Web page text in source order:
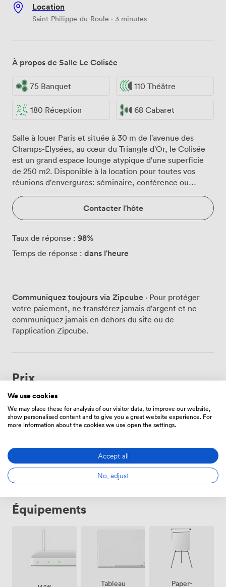
Location
Saint-Philippe-du-Roule · 3 minutes
À propos de Salle Le Colisée
75 Banquet 110 Théâtre
180 Réception 68 Cabaret
Salle à louer Paris et située à 30 m de l'avenue des
Champs-Elysées, au cœur du Triangle d'Or, le Colisée
est un grand espace lounge atypique d'une superficie
de 250 m2. Disponible à la location pour toutes vos
réunions d'envergures: séminaire, conférence ou
Contacter l'hôte
Taux de réponse : 98%
Temps de réponse : dans l'heure
Communiquez toujours via Zipcube · Pour protéger
votre paiement, ne transférez jamais d'argent et ne
communiquez jamais en dehors du site ou de
l'application Zipcube.
Prix
Prix fixe|de5900
Équipements
Tableau
Paper-
We use cookies
We may place these for analysis of our visitor data, to improve our website,
show personalised content and to give you a great website experience. For
more information about the cookies we use open the settings.
Accept all
No, adjust